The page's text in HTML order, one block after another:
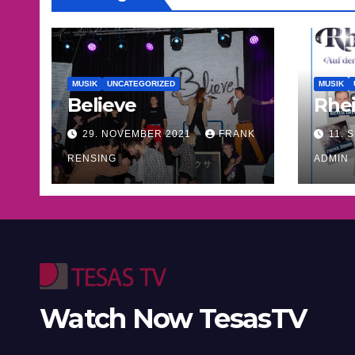
MUSIK UNCATEGORIZED
Believe
29. NOVEMBER 2021 FRANK
RENSING
MUSIK
11.
ADMIN
Watch Now TesasTV